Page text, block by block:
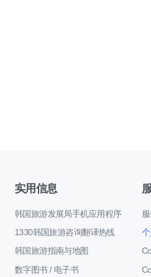
实用信息
韩国旅游发展局手机应用程序
1330韩国旅游咨询翻译热线
韩国旅游指南与地图
数字图书 / 电子书